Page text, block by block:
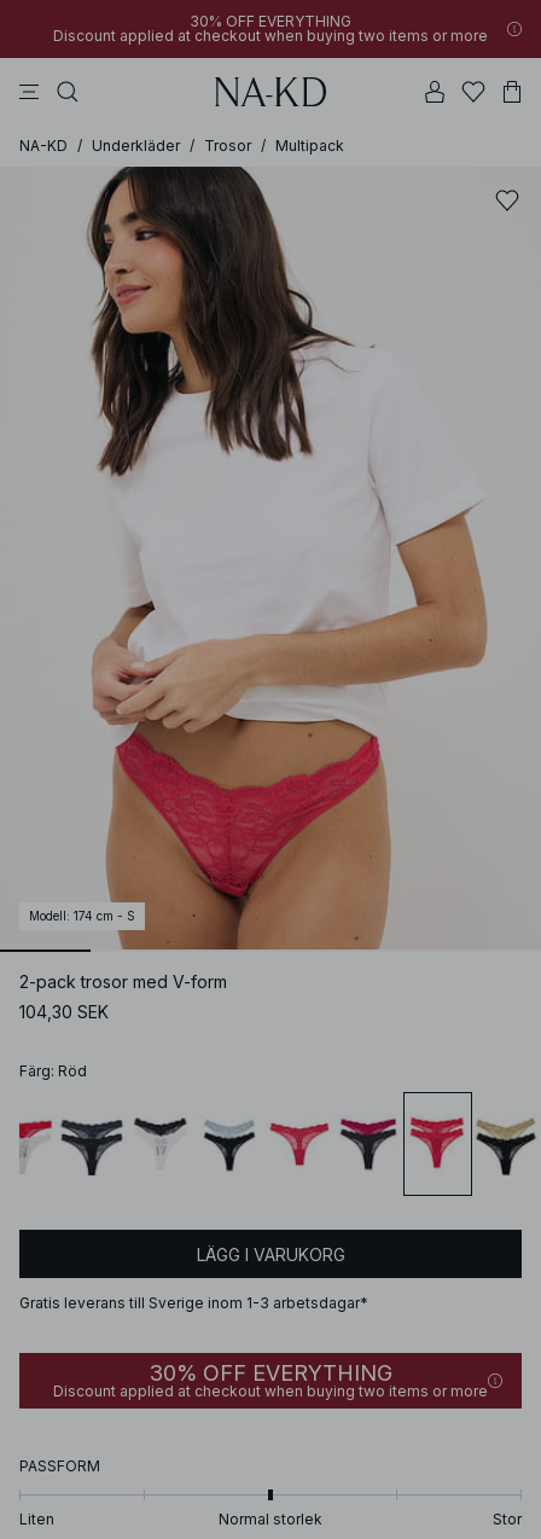
30% OFF EVERYTHING
Discount applied at checkout when buying two items or more
NA-KD / Underkläder / Trosor / Multipack
Modell : 174 cm - S
2-pack trosor med V-form
104,30 SEK
Färg: Röd
LÄGG I VARUKORG
Gratis leverans till Sverige inom 1-3 arbetsdagar*
30% OFF EVERYTHING
Discount applied at checkout when buying two items or more
PASSFORM
Liten Normal storlek Stor